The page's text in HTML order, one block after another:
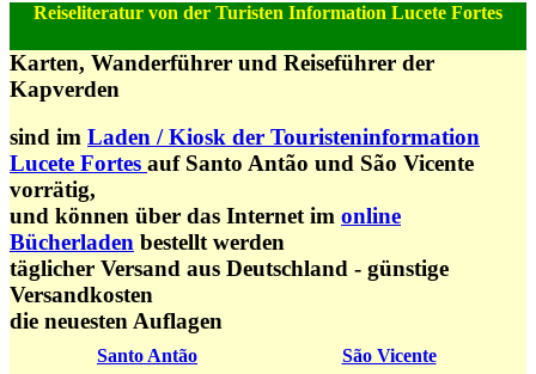
Reiseliteratur von der Turisten Information Lucete Fortes
Karten, Wanderführer und Reiseführer der
Kapverden
sind im Laden / Kiosk der Touristeninformation
Lucete Fortes auf Santo Antão und São Vicente
vorrätig,
und können über das Internet im online
Bücherladen bestellt werden
täglicher Versand aus Deutschland - günstige
Versandkosten
die neuesten Auflagen
Santo Antão São Vicente